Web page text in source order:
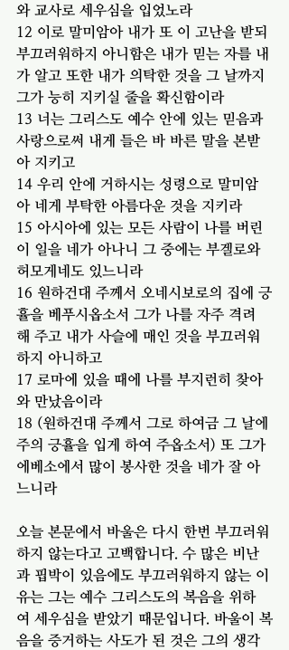
와 교사로 세우심을 입었노라
12 이로 말미암아 내가 또 이 고난을 받되
부끄러워하지 아니함은 내가 믿는 자를 내
가 알고 또한 내가 의탁한 것을 그 날까지
그가 능히 지키실 줄을 확신함이라
13 너는 그리스도 예수 안에 있는 믿음과
사랑으로써 내게 들은 바 바른 말을 본받
아 지키고
14 우리 안에 거하시는 성령으로 말미암
아 네게 부탁한 아름다운 것을 지키라
15 아시아에 있는 모든 사람이 나를 버린
이 일을 네가 아나니 그 중에는 부겔로와
허모게네도 있느니라
16 원하건대 주께서 오네시보로의 집에 긍
휼을 베푸시옵소서 그가 나를 자주 격려
해 주고 내가 사슬에 매인 것을 부끄러워
하지 아니하고
17 로마에 있을 때에 나를 부지런히 찾아
와 만났음이라
18 (원하건대 주께서 그로 하여금 그 날에
주의 긍휼을 입게 하여 주옵소서) 또 그가
에베소에서 많이 봉사한 것을 네가 잘 아
느니라
오늘 본문에서 바울은 다시 한번 부끄러워
하지 않는다고 고백합니다. 수 많은 비난
과 핍박이 있음에도 부끄러워하지 않는 이
유는 그는 예수 그리스도의 복음을 위하
여 세우심을 받았기 때문입니다. 바울이 복
음을 증거하는 사도가 된 것은 그의 생각